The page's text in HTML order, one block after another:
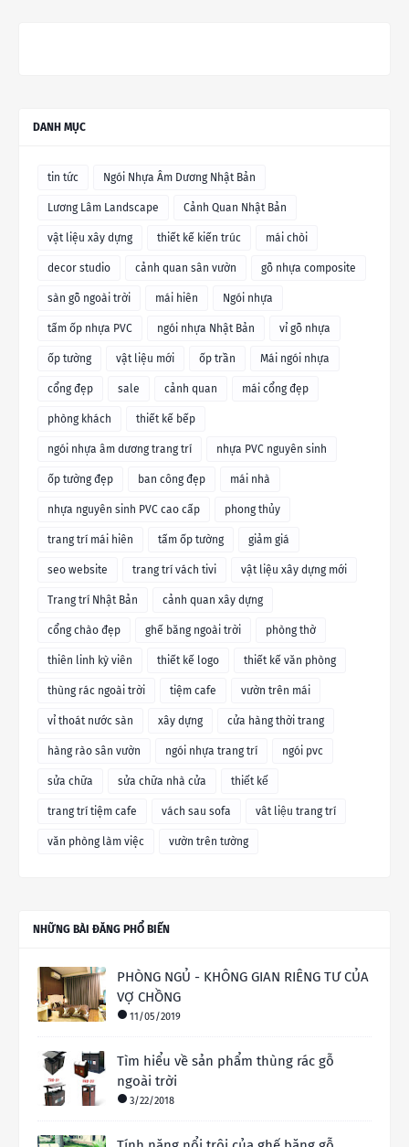
DANH MỤC
tin tức Ngói Nhựa Âm Dương Nhật Bản
Lương Lâm Landscape Cảnh Quan Nhật Bản
vật liệu xây dựng thiết kế kiến trúc mái chòi
decor studio cảnh quan sân vườn gỗ nhựa composite
sàn gỗ ngoài trời mái hiên Ngói nhựa
tấm ốp nhựa PVC ngói nhựa Nhật Bản vỉ gỗ nhựa
ốp tường vật liệu mới ốp trần Mái ngói nhựa
cổng đẹp sale cảnh quan mái cổng đẹp
phòng khách thiết kế bếp
ngói nhựa âm dương trang trí nhựa PVC nguyên sinh
ốp tường đẹp ban công đẹp mái nhà
nhựa nguyên sinh PVC cao cấp phong thủy
trang trí mái hiên tấm ốp tường giảm giá
seo website trang trí vách tivi vật liệu xây dựng mới
Trang trí Nhật Bản cảnh quan xây dựng
cổng chào đẹp ghế băng ngoài trời phòng thờ
thiên linh kỳ viên thiết kế logo thiết kế văn phòng
thùng rác ngoài trời tiệm cafe vườn trên mái
vỉ thoát nước sàn xây dựng cửa hàng thời trang
hàng rào sân vườn ngói nhựa trang trí ngói pvc
sửa chữa sửa chữa nhà cửa thiết kế
trang trí tiệm cafe vách sau sofa vât liệu trang trí
văn phòng làm việc vườn trên tường
NHỮNG BÀI ĐĂNG PHỔ BIẾN
PHÒNG NGỦ - KHÔNG GIAN RIÊNG TƯ CỦA
VỢ CHỒNG
11/05/2019
Tìm hiểu về sản phẩm thùng rác gỗ
ngoài trời
3/22/2018